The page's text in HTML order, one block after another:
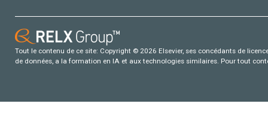
Tout le contenu de ce site: Copyright © 2026 Elsevier, ses concédants de
de données, a la formation en IA et aux technologies similaires. Pour tout